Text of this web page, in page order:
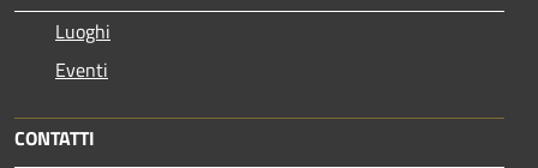
Luoghi
Eventi
CONTATTI